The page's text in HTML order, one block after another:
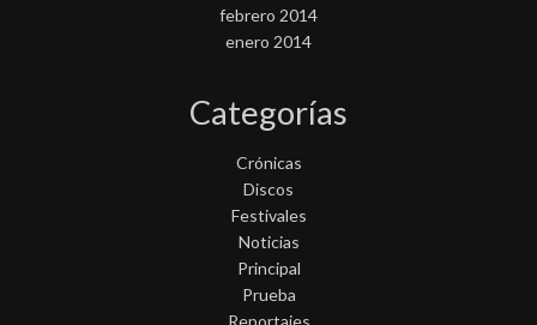
febrero 2014
enero 2014
Categorías
Crónicas
Discos
Festivales
Noticias
Principal
Prueba